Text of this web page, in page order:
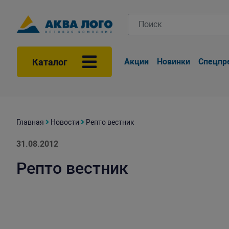
Каталог Акции Новинки
Главная Новости Репто вестник
31.08.2012
Репто вестник